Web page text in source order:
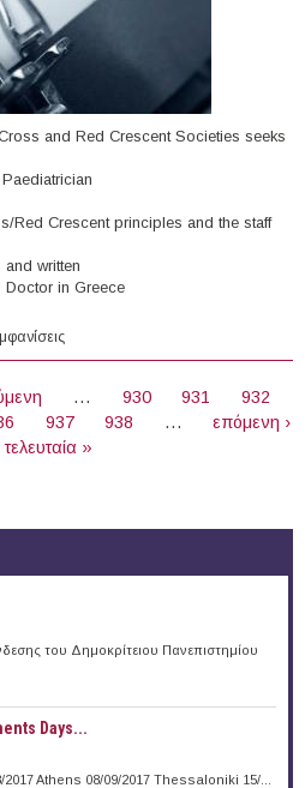
and Red Crescent Societies seeks
Red Crescent principles and the staff
written
in Greece
Medical Doctor & 1 Paediatrician at the
Federation of Red Cross and Red Crescent
… 930 931
932
937 938 …
επόμενη ›
τελευταία »
του Δημοκρίτειου Πανεπιστημίου
Days...
Athens 08/09/2017 Thessaloniki 15/...